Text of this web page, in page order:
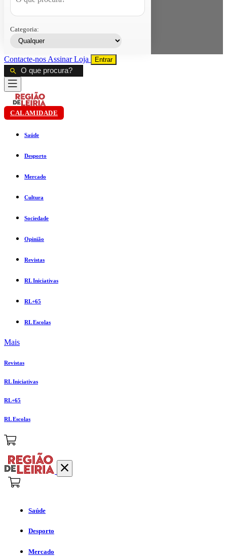
Categoria:
Contacte-nos AssinarLoja Entrar
CALAMIDADE
Saúde
Desporto
Mercado
Cultura
Sociedade
Opinião
Revistas
RL Iniciativas
RL+65
RL Escolas
Mais
Revistas
RL Iniciativas
RL+65
RL Escolas
Saúde
Desporto
Mercado